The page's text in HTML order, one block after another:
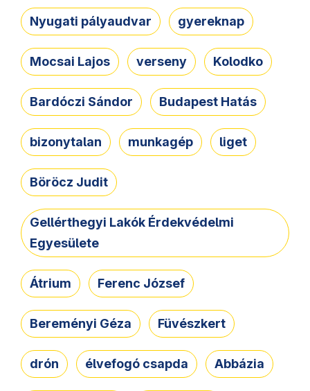
Nyugati pályaudvar gyereknap
Mocsai Lajos verseny Kolodko
Bardóczi Sándor Budapest Hatás
bizonytalan munkagép liget
Böröcz Judit
Gellérthegyi Lakók Érdekvédelmi
Egyesülete
Átrium Ferenc József
Bereményi Géza Füvészkert
drón élvefogó csapda Abbázia